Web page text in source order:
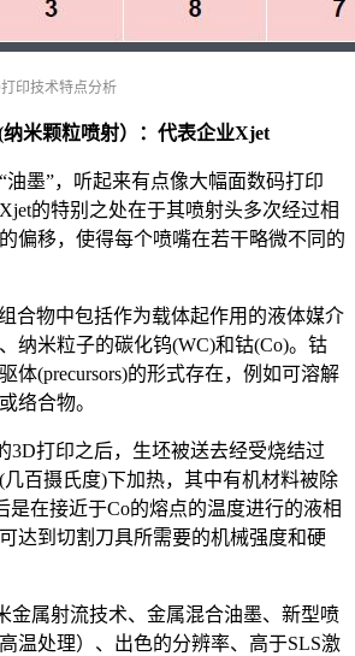
打印技术特点分析
纳米颗粒喷射）：代表企业Xjet
墨”，听起来有点像大幅面数码打印
的特别之处在于其喷射头多次经过相
偏移，使得每个喷嘴在若干略微不同的
合物中包括作为载体起作用的液体媒介
纳米粒子的碳化钨(WC)和钴(Co)。钴
体(precursors)的形式存在，例如可溶解
络合物。
3D打印之后，生坯被送去经受烧结过
百摄氏度)下加热，其中有机材料被除
是在接近于Co的熔点的温度进行的液相
达到切割刀具所需要的机械强度和硬
金属射流技术、金属混合油墨、新型喷
温处理）、出色的分辨率、高于SLS激